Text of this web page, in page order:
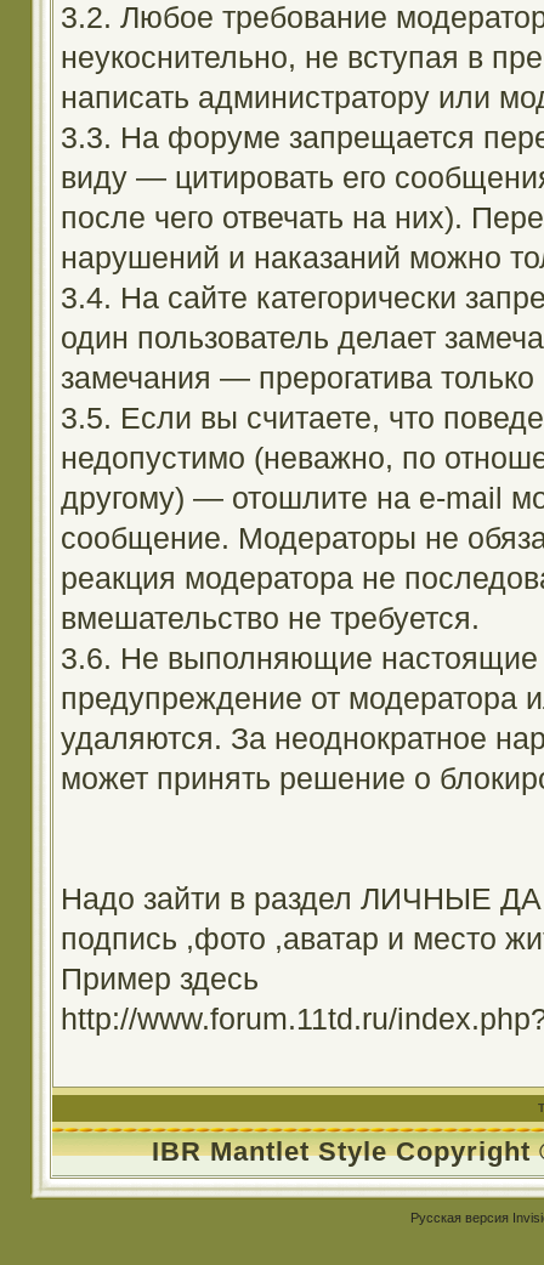
3.2. Любое требование
неукоснительно, не вступая в
написать администратору или
3.3. На форуме запрещается
виду — цитировать его
после чего отвечать на них).
нарушений и наказаний можно
3.4. На сайте категорически
один пользователь делает
замечания — прерогатива
3.5. Если вы считаете, что
недопустимо (неважно, по
другому) — отошлите на e-mail
сообщение. Модераторы не
реакция модератора не
вмешательство не требуется.
3.6. Не выполняющие настоящие
предупреждение от модератора
удаляются. За неоднократное
может принять решение о
Надо зайти в раздел ЛИЧНЫЕ
подпись ,фото ,аватар и место
Пример здесь
http://www.forum.11td.ru/
IBR Mantlet Style Copyright
Русская версия